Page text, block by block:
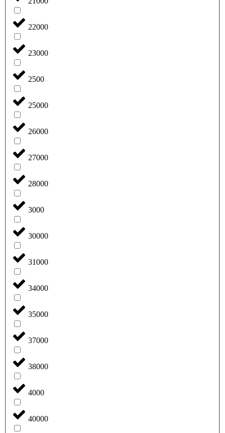
22000
23000
2500
25000
26000
27000
28000
3000
30000
31000
34000
35000
37000
38000
4000
40000